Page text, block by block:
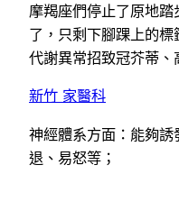
摩羯座們停止了原地
了，只剩下腳踝上的標
代謝異常招致冠芥蒂、
新竹 家醫科
神經體系方面：能夠
退、易怒等；